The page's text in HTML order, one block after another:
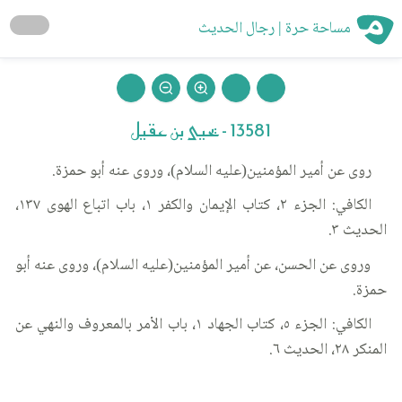
مساحة حرة | رجال الحديث
13581 - يحيى بن عقيل
روى عن أمير المؤمنين(عليه السلام)، وروى عنه أبو حمزة.
الكافي: الجزء ٢، كتاب الإيمان والكفر ١، باب اتباع الهوى ١٣٧،
الحديث ٣.
وروى عن الحسن، عن أمير المؤمنين(عليه السلام)، وروى عنه أبو
حمزة.
الكافي: الجزء ٥، كتاب الجهاد ١، باب الأمر بالمعروف والنهي عن
المنكر ٢٨، الحديث ٦.